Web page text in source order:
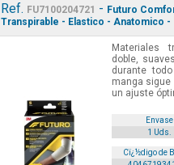
Ref. FU7100204721 - Futuro
Transpirable - Elastico - Anatomico
Materiales
doble,
durante
manga sigue
un ajuste
Envase
1 Uds.
Cï¿½digo de